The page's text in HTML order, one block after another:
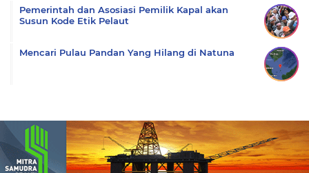
Pemerintah dan Asosiasi Pemilik Kapal akan
Susun Kode Etik Pelaut
Mencari Pulau Pandan Yang Hilang di Natuna